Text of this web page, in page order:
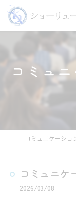
コミュ
コミュニケ
2026/03/08